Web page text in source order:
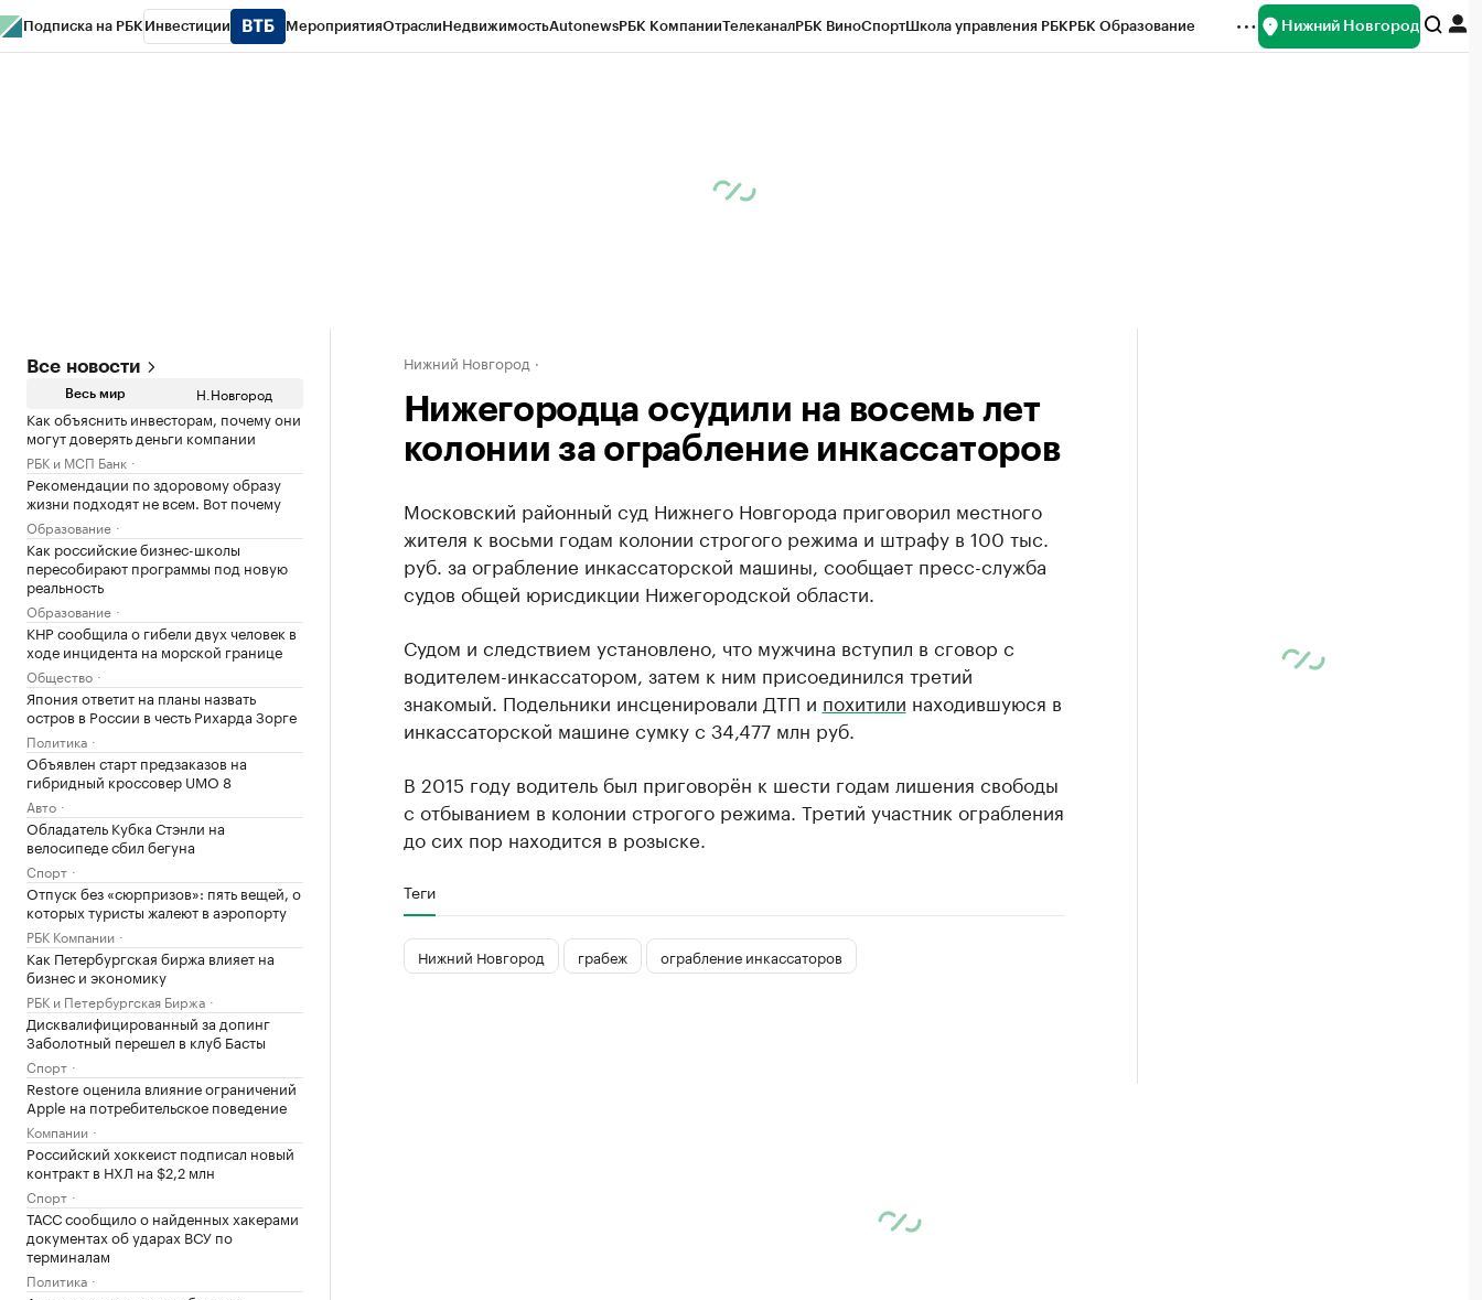
Подписка на РБК Инвестиции МероприятияОтраслиНедвижимостьAutonewsРБК КомпанииТелеканалРБК ВиноСпортШкола управления РБКРБК Образование Нижний Новгород
Все новости
Весь мир Н.Новгород
Как объяснить инвесторам, почему они
могут доверять деньги компании
РБК и МСП Банк
Рекомендации по здоровому образу
жизни подходят не всем. Вот почему
Образование
Как российские бизнес-школы
пересобирают программы под новую
реальность
Образование
КНР сообщила о гибели двух человек в
ходе инцидента на морской границе
Общество
Япония ответит на планы назвать
остров в России в честь Рихарда Зорге
Политика
Объявлен старт предзаказов на
гибридный кроссовер UMO 8
Авто
Обладатель Кубка Стэнли на
велосипеде сбил бегуна
Спорт
Отпуск без «сюрпризов»: пять вещей, о
которых туристы жалеют в аэропорту
РБК Компании
Как Петербургская биржа влияет на
бизнес и экономику
РБК и Петербургская Биржа
Дисквалифицированный за допинг
Заболотный перешел в клуб Басты
Спорт
Restore оценила влияние ограничений
Apple на потребительское поведение
Компании
Российский хоккеист подписал новый
контракт в НХЛ на $2,2 млн
Спорт
ТАСС сообщило о найденных хакерами
документах об ударах ВСУ по
терминалам
Политика
Нижний Новгород
Нижегородца осудили на восемь лет
колонии за ограбление инкассаторов
Московский районный суд Нижнего Новгорода приговорил местного
жителя к восьми годам колонии строгого режима и штрафу в 100 тыс.
руб. за ограбление инкассаторской машины, сообщает пресс-служба
судов общей юрисдикции Нижегородской области.
Судом и следствием установлено, что мужчина вступил в сговор с
водителем-инкассатором, затем к ним присоединился третий
знакомый. Подельники инсценировали ДТП и похитили находившуюся в
инкассаторской машине сумку с 34,477 млн руб.
В 2015 году водитель был приговорён к шести годам лишения свободы
с отбыванием в колонии строгого режима. Третий участник ограбления
до сих пор находится в розыске.
Теги
Нижний Новгород грабеж ограбление инкассаторов